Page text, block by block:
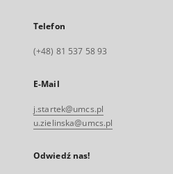
Telefon
(+48) 81 537 58 93
E-Mail
j.startek@umcs.pl
u.zielinska@umcs.pl
Odwiedź nas!